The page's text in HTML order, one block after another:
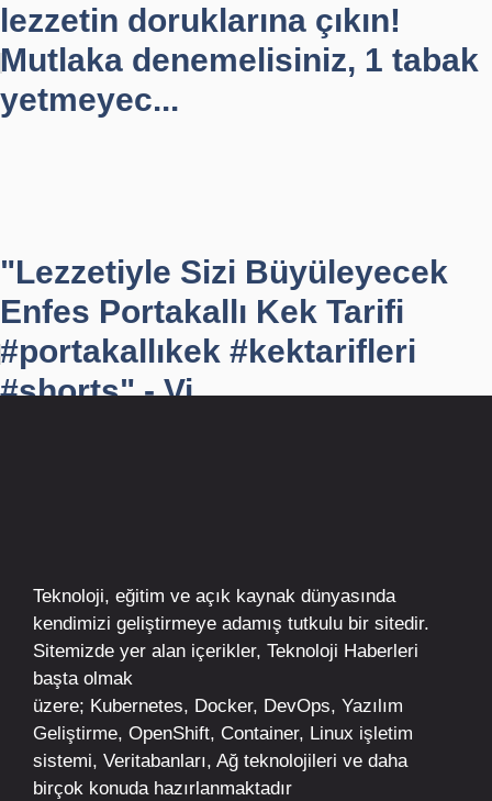
lezzetin doruklarına çıkın!
Mutlaka denemelisiniz, 1 tabak
yetmeyec...
"Lezzetiyle Sizi Büyüleyecek
Enfes Portakallı Kek Tarifi
#portakallıkek #kektarifleri
#shorts" - Vi...
Teknoloji, eğitim ve açık kaynak dünyasında
kendimizi geliştirmeye adamış tutkulu bir sitedir.
Sitemizde yer alan içerikler, Teknoloji Haberleri
başta olmak
üzere; Kubernetes, Docker, DevOps, Yazılım
Geliştirme, OpenShift, Container, Linux işletim
sistemi, Veritabanları, Ağ teknolojileri ve daha
birçok konuda hazırlanmaktadır